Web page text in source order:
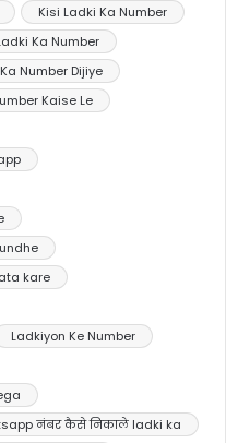
Kisi Ladki Ka Number
Ka Number
Number Dijiye
Kaise Le
kare
Ladkiyon Ke Number
नंबर कैसे निकाले ladki ka